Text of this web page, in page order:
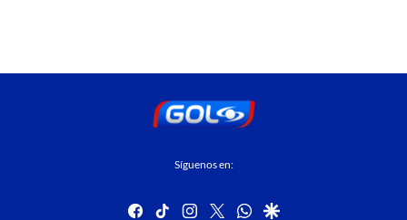
Síguenos en:
facebook
tiktok instagram
twitterwhatsapp
google